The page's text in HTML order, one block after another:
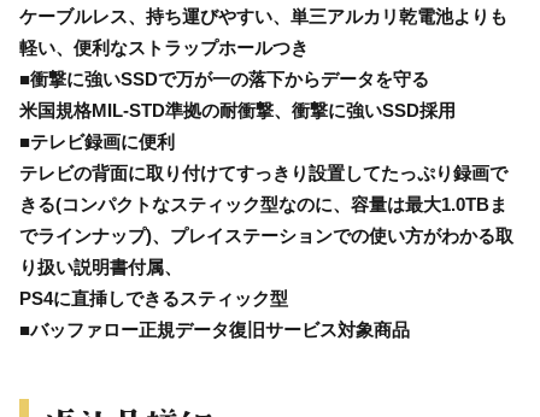
ケーブルレス、持ち運びやすい、単三アルカリ乾電池よりも
軽い、便利なストラップホールつき
■衝撃に強いSSDで万が一の落下からデータを守る
米国規格MIL-STD準拠の耐衝撃、衝撃に強いSSD採用
■テレビ録画に便利
テレビの背面に取り付けてすっきり設置してたっぷり録画で
きる(コンパクトなスティック型なのに、容量は最大1.0TBま
でラインナップ)、プレイステーションでの使い方がわかる取
り扱い説明書付属、
PS4に直挿しできるスティック型
■バッファロー正規データ復旧サービス対象商品